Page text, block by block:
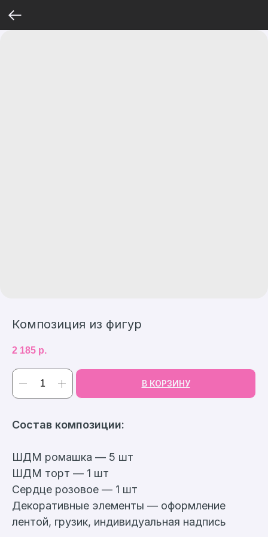
Композиция из фигур
2 185 р.
В КОРЗИНУ
Cостав композиции:
ШДМ ромашка — 5 шт
ШДМ торт — 1 шт
Сердце розовое — 1 шт
Декоративные элементы — оформление
лентой, грузик, индивидуальная надпись